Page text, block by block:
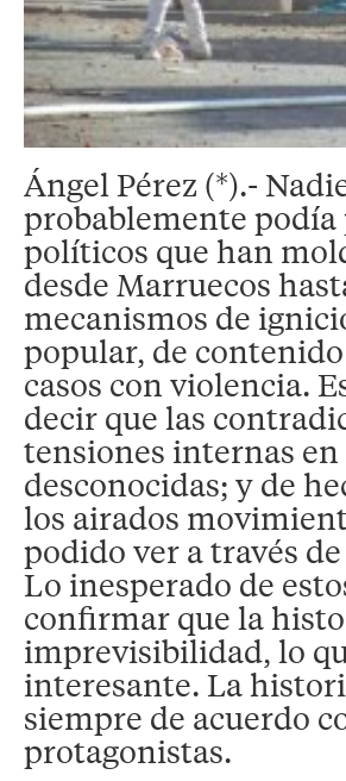
Ángel Pérez (*).-
probablemente podía
políticos que han
desde Marruecos
mecanismos de
popular, de
casos con violencia.
decir que las
tensiones internas
desconocidas; y de
los airados
podido ver a través
Lo inesperado de
confirmar que la
imprevisibilidad, lo
interesante. La
siempre de acuerdo
protagonistas.